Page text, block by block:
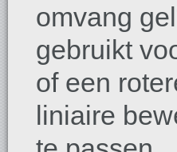
omvang
gebruikt
of een
liniaire